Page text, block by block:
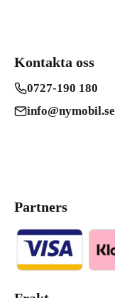
Kontakta oss
0727-190 180
info@nymobil.se
Partners